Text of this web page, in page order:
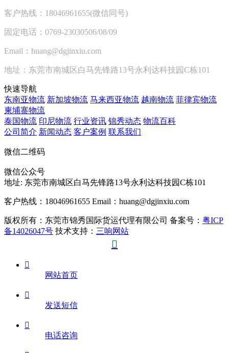
客户热线：18046961655(微信同号)
固定电话：0769-23030506/08/09
Email：huang@dgjinxiu.com
地址：东莞市南城区白马先锋路13号永利达科技园C栋101
快速导航
东南亚物流 新加坡物流 马来西亚物流 越南物流 菲律宾物流
柬埔寨物流
泰国物流 印尼物流 行业资讯 锦秀动态 物流百科
公司简介 新闻动态 客户案例 联系我们
微信二维码
微信公众号
地址: 东莞市南城区白马先锋路13号永利达科技园C栋101
客户热线：18046961655 Email：huang@dgjinxiu.com
版权所有：东莞市锦秀国际货运代理有限公司 备案号： 粤ICP
备14026047号 技术支持： 三响网站


网站首页

发送短信

电话咨询